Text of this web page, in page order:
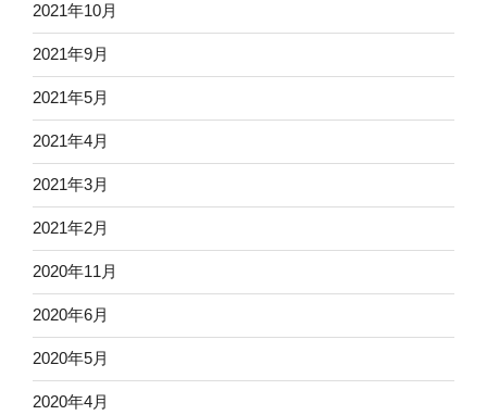
2021年10月
2021年9月
2021年5月
2021年4月
2021年3月
2021年2月
2020年11月
2020年6月
2020年5月
2020年4月